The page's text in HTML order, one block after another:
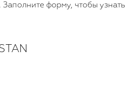
Заполните форму, чтобы узнать